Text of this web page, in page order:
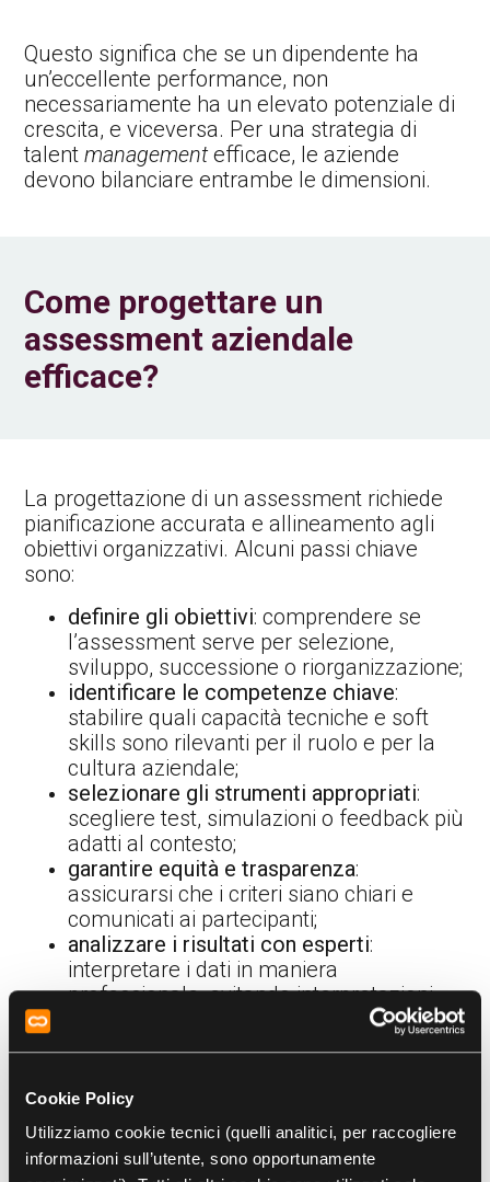
Cookie Policy
Utilizziamo cookie tecnici (quelli analitici, per raccogliere
informazioni sull’utente, sono opportunamente
Questo significa che se un dipendente ha
un’eccellente performance, non
necessariamente ha un elevato potenziale di
crescita, e viceversa. Per una strategia di
talentmanagementefficace, le aziende
devono bilanciare entrambe le dimensioni.
Come progettare un
assessment aziendale
efficace?
La progettazione di un assessment richiede
pianificazione accurata e allineamento agli
obiettivi organizzativi. Alcuni passi chiave
sono:
definire gli obiettivi: comprendere se
l’assessment serve per selezione,
sviluppo, successione o riorganizzazione;
identificare le competenze chiave:
stabilire quali capacità tecniche e soft
skills sono rilevanti per il ruolo e per la
cultura aziendale;
selezionare gli strumenti appropriati:
scegliere test, simulazioni o feedback più
adatti al contesto;
garantire equità e trasparenza:
assicurarsi che i criteri siano chiari e
comunicati ai partecipanti;
analizzare i risultati con esperti:
interpretare i dati in maniera
professionale, evitando interpretazioni
analizzare i risultati con esperti:
risultato, ma anche indicazioni concrete
di sviluppo.